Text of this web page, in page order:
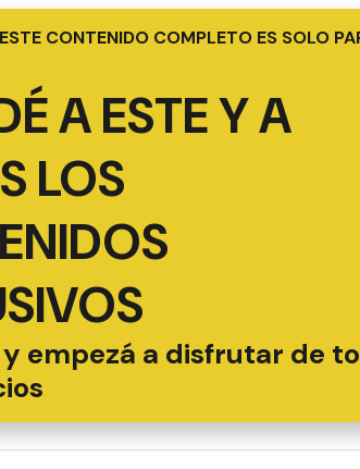
ESTE CONTENIDO COMPLETO ES SOLO
A ESTE Y A
LOS
empezá a disfrutar de